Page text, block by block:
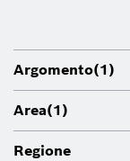
Argomento(1)
Area(1)
Regione